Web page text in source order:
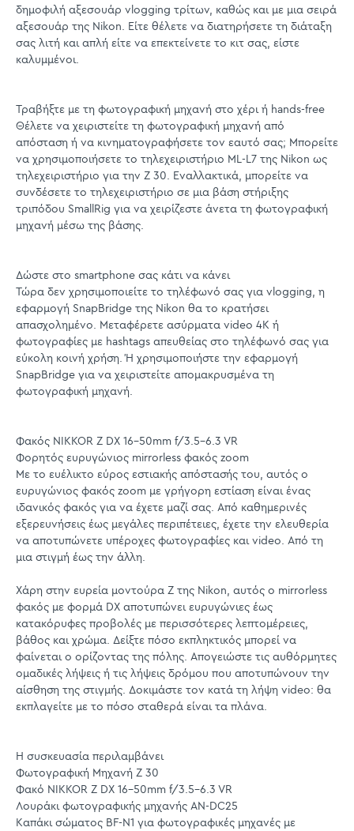
δημοφιλή αξεσουάρ vlogging τρίτων, καθώς και με μια σειρά
αξεσουάρ της Nikon. Είτε θέλετε να διατηρήσετε τη διάταξη
σας λιτή και απλή είτε να επεκτείνετε το κιτ σας, είστε
καλυμμένοι.
Τραβήξτε με τη φωτογραφική μηχανή στο χέρι ή hands-free
Θέλετε να χειριστείτε τη φωτογραφική μηχανή από
απόσταση ή να κινηματογραφήσετε τον εαυτό σας; Μπορείτε
να χρησιμοποιήσετε το τηλεχειριστήριο ML-L7 της Nikon ως
τηλεχειριστήριο για την Z 30. Εναλλακτικά, μπορείτε να
συνδέσετε το τηλεχειριστήριο σε μια βάση στήριξης
τριπόδου SmallRig για να χειρίζεστε άνετα τη φωτογραφική
μηχανή μέσω της βάσης.
Δώστε στο smartphone σας κάτι να κάνει
Τώρα δεν χρησιμοποιείτε το τηλέφωνό σας για vlogging, η
εφαρμογή SnapBridge της Nikon θα το κρατήσει
απασχολημένο. Μεταφέρετε ασύρματα video 4K ή
φωτογραφίες με hashtags απευθείας στο τηλέφωνό σας για
εύκολη κοινή χρήση. Ή χρησιμοποιήστε την εφαρμογή
SnapBridge για να χειριστείτε απομακρυσμένα τη
φωτογραφική μηχανή.
Φακός NIKKOR Z DX 16-50mm f/3.5-6.3 VR
Φορητός ευρυγώνιος mirrorless φακός zoom
Με το ευέλικτο εύρος εστιακής απόστασής του, αυτός ο
ευρυγώνιος φακός zoom με γρήγορη εστίαση είναι ένας
ιδανικός φακός για να έχετε μαζί σας. Από καθημερινές
εξερευνήσεις έως μεγάλες περιπέτειες, έχετε την ελευθερία
να αποτυπώνετε υπέροχες φωτογραφίες και video. Από τη
μια στιγμή έως την άλλη.
Χάρη στην ευρεία μοντούρα Z της Nikon, αυτός ο mirrorless
φακός με φορμά DX αποτυπώνει ευρυγώνιες έως
κατακόρυφες προβολές με περισσότερες λεπτομέρειες,
βάθος και χρώμα. Δείξτε πόσο εκπληκτικός μπορεί να
φαίνεται ο ορίζοντας της πόλης. Απογειώστε τις αυθόρμητες
ομαδικές λήψεις ή τις λήψεις δρόμου που αποτυπώνουν την
αίσθηση της στιγμής. Δοκιμάστε τον κατά τη λήψη video: θα
εκπλαγείτε με το πόσο σταθερά είναι τα πλάνα.
Η συσκευασία περιλαμβάνει
Φωτογραφική Μηχανή Z 30
Φακό NIKKOR Z DX 16-50mm f/3.5-6.3 VR
Λουράκι φωτογραφικής μηχανής AN-DC25
Καπάκι σώματος BF-N1 για φωτογραφικές μηχανές με